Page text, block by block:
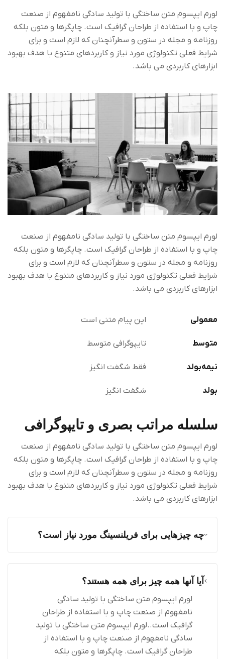
لورم ایپسوم متن ساختگی با تولید سادگی نامفهوم از صنعت
چاپ و با استفاده از طراحان گرافیک است. چاپگرها و متون بلکه
روزنامه و مجله در ستون و سطرآنچنان که لازم است و برای
شرایط فعلی تکنولوژی مورد نیاز و کاربردهای متنوع با هدف بهبود
ابزارهای کاربردی می باشد.
لورم ایپسوم متن ساختگی با تولید سادگی نامفهوم از صنعت
چاپ و با استفاده از طراحان گرافیک است. چاپگرها و متون بلکه
روزنامه و مجله در ستون و سطرآنچنان که لازم است و برای
شرایط فعلی تکنولوژی مورد نیاز و کاربردهای متنوع با هدف بهبود
ابزارهای کاربردی می باشد.
معمولی این پیام متنی است
متوسط تایپوگرافی متوسط
نیمه‌بولد فقط شگفت انگیز
بولد شگفت انگیز
سلسله مراتب بصری و تایپوگرافی
لورم ایپسوم متن ساختگی با تولید سادگی نامفهوم از صنعت
چاپ و با استفاده از طراحان گرافیک است. چاپگرها و متون بلکه
روزنامه و مجله در ستون و سطرآنچنان که لازم است و برای
شرایط فعلی تکنولوژی مورد نیاز و کاربردهای متنوع با هدف بهبود
ابزارهای کاربردی می باشد.
چه چیزهایی برای فریلنسینگ مورد نیاز است؟
آیا آنها همه چیز برای همه هستند؟
لورم ایپسوم متن ساختگی با تولید سادگی
نامفهوم از صنعت چاپ و با استفاده از طراحان
گرافیک است..لورم ایپسوم متن ساختگی با تولید
سادگی نامفهوم از صنعت چاپ و با استفاده از
طراحان گرافیک است. چاپگرها و متون بلکه